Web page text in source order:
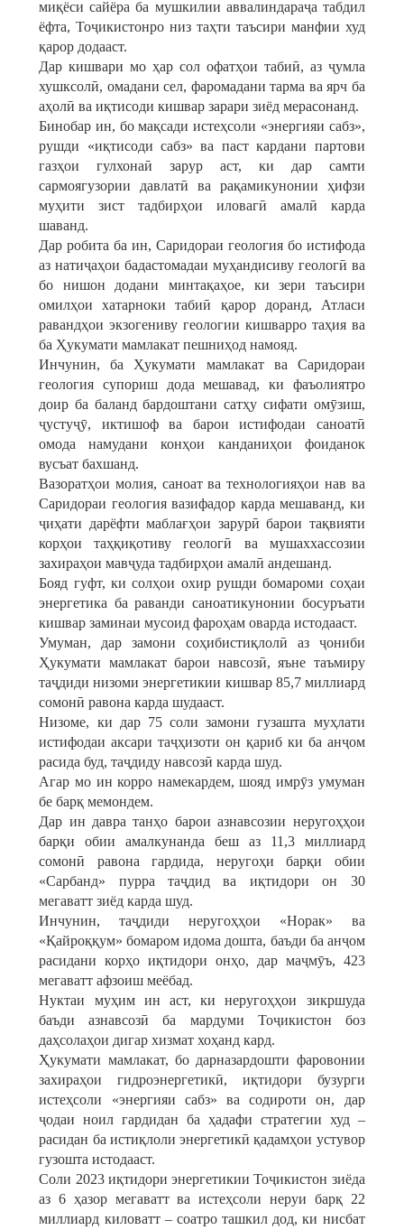
миқёси сайёра ба мушкилии аввалиндараҷа табдил
ёфта, Тоҷикистонро низ таҳти таъсири манфии худ
қарор додааст.
Дар кишвари мо ҳар сол офатҳои табиӣ, аз ҷумла
хушксолӣ, омадани сел, фаромадани тарма ва ярч ба
аҳолӣ ва иқтисоди кишвар зарари зиёд мерасонанд.
Бинобар ин, бо мақсади истеҳсоли «энергияи сабз»,
рушди «иқтисоди сабз» ва паст кардани партови
газҳои гулхонаӣ зарур аст, ки дар самти
сармоягузории давлатӣ ва рақамикунонии ҳифзи
муҳити зист тадбирҳои иловагӣ амалӣ карда
шаванд.
Дар робита ба ин, Саридораи геология бо истифода
аз натиҷаҳои бадастомадаи муҳандисиву геологӣ ва
бо нишон додани минтақаҳое, ки зери таъсири
омилҳои хатарноки табиӣ қарор доранд, Атласи
равандҳои экзогениву геологии кишварро таҳия ва
ба Ҳукумати мамлакат пешниҳод намояд.
Инчунин, ба Ҳукумати мамлакат ва Саридораи
геология супориш дода мешавад, ки фаъолиятро
доир ба баланд бардоштани сатҳу сифати омӯзиш,
ҷустуҷӯ, иктишоф ва барои истифодаи саноатӣ
омода намудани конҳои канданиҳои фоиданок
вусъат бахшанд.
Вазоратҳои молия, саноат ва технологияҳои нав ва
Саридораи геология вазифадор карда мешаванд, ки
ҷиҳати дарёфти маблағҳои зарурӣ барои тақвияти
корҳои таҳқиқотиву геологӣ ва мушаххассозии
захираҳои мавҷуда тадбирҳои амалӣ андешанд.
Бояд гуфт, ки солҳои охир рушди бомароми соҳаи
энергетика ба раванди саноатикунонии босуръати
кишвар заминаи мусоид фароҳам оварда истодааст.
Умуман, дар замони соҳибистиқлолӣ аз ҷониби
Ҳукумати мамлакат барои навсозӣ, яъне таъмиру
таҷдиди низоми энергетикии кишвар 85,7 миллиард
сомонӣ равона карда шудааст.
Низоме, ки дар 75 соли замони гузашта муҳлати
истифодаи аксари таҷҳизоти он қариб ки ба анҷом
расида буд, таҷдиду навсозӣ карда шуд.
Агар мо ин корро намекардем, шояд имрӯз умуман
бе барқ мемондем.
Дар ин давра танҳо барои азнавсозии неругоҳҳои
барқи обии амалкунанда беш аз 11,3 миллиард
сомонӣ равона гардида, неругоҳи барқи обии
«Сарбанд» пурра таҷдид ва иқтидори он 30
мегаватт зиёд карда шуд.
Инчунин, таҷдиди неругоҳҳои «Норак» ва
«Қайроққум» бомаром идома дошта, баъди ба анҷом
расидани корҳо иқтидори онҳо, дар маҷмӯъ, 423
мегаватт афзоиш меёбад.
Нуктаи муҳим ин аст, ки неругоҳҳои зикршуда
баъди азнавсозӣ ба мардуми Тоҷикистон боз
даҳсолаҳои дигар хизмат хоҳанд кард.
Ҳукумати мамлакат, бо дарназардошти фаровонии
захираҳои гидроэнергетикӣ, иқтидори бузурги
истеҳсоли «энергияи сабз» ва содироти он, дар
ҷодаи ноил гардидан ба ҳадафи стратегии худ –
расидан ба истиқлоли энергетикӣ қадамҳои устувор
гузошта истодааст.
Соли 2023 иқтидори энергетикии Тоҷикистон зиёда
аз 6 ҳазор мегаватт ва истеҳсоли неруи барқ 22
миллиард киловатт – соатро ташкил дод, ки нисбат